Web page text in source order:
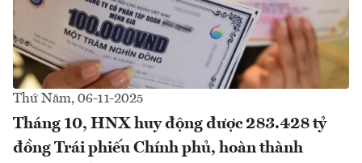
Thứ Năm, 06-11-2025
Tháng 10, HNX huy động được 283.428 tỷ
đồng Trái phiếu Chính phủ, hoàn thành